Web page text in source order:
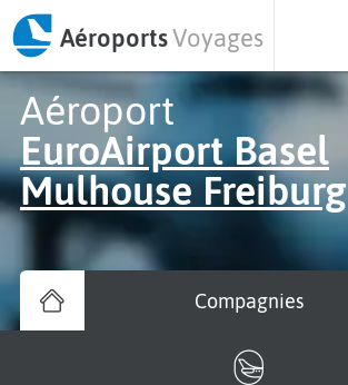
AéroportsVoyages
Aéroport
EuroAirport Basel
Mulhouse Freiburg
Compagnies